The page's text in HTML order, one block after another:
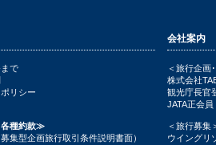
で
リシー
種約款≫
集型企画旅行取引条件説明書面）
会社案内
＜旅行企画
株式会社
観光庁長官
JATA正会
＜旅行募集
ウイングリ